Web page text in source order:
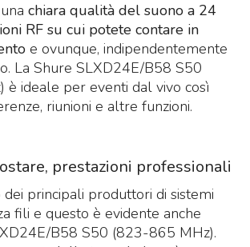
chiara qualità del suono a 24
RF su cui potete contare in
e ovunque, indipendentemente
La Shure SLXD24E/B58 S50
ideale per eventi dal vivo così
riunioni e altre funzioni.
prestazioni professionali
dei principali produttori di sistemi
fili e questo è evidente anche
B58 S50 (823-865 MHz).